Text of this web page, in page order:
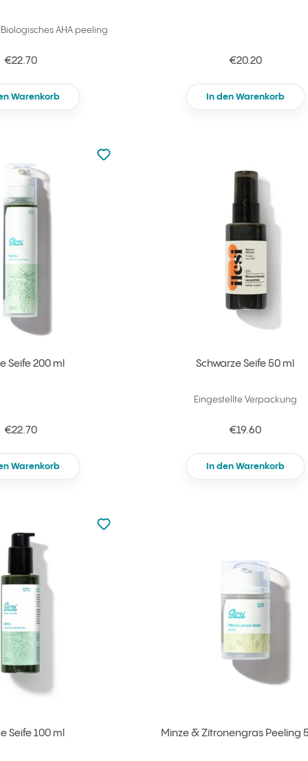
AHA peeling
€22.70
Warenkorb
€20.20
In den Warenkorb
Seife 200 ml
€22.70
Warenkorb
zu den Favoriten nicht hinzugefügt
zu Ihren Favoriten hinzufügen
Schwarze Seife 50 ml
Eingestellte Verpackung
€19.60
In den Warenkorb
Seife 100 ml
zu den Favoriten nicht hinzugefügt
zu Ihren Favoriten hinzufügen
Minze & Zitronengras Peeling